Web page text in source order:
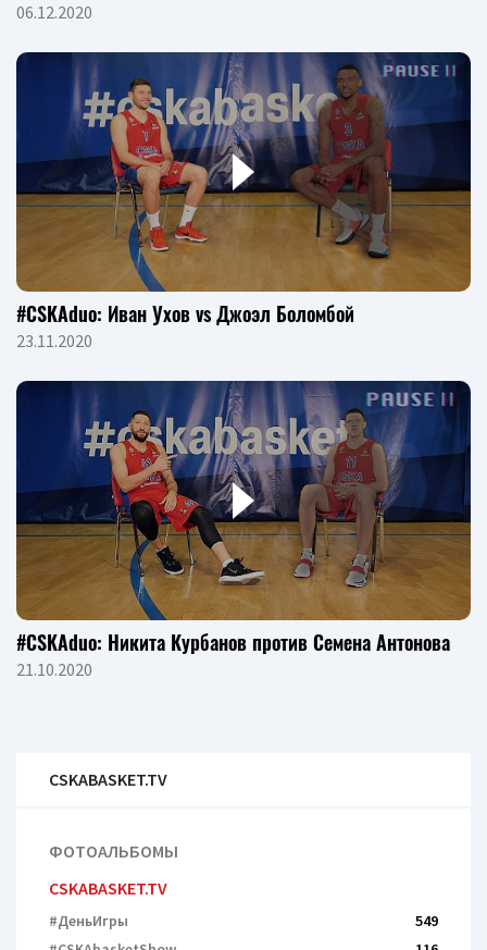
06.12.2020
#CSKAduo: Иван Ухов vs Джоэл Боломбой
23.11.2020
#CSKAduo: Никита Курбанов против Семена Антонова
21.10.2020
CSKABASKET.TV
ФОТОАЛЬБОМЫ
CSKABASKET.TV
#ДеньИгры
549